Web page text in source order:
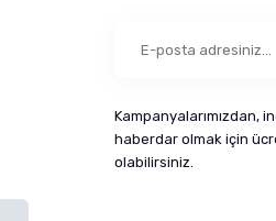
Kampanyalarımızdan,
haberdar olmak için
olabilirsiniz.